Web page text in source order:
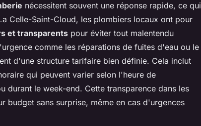
nécessitent souvent une réponse rapide, ce qui
Celle-Saint-Cloud, les plombiers locaux ont pour
et transparents pour éviter tout malentendu
comme les réparations de fuites d'eau ou le
d'une structure tarifaire bien définie. Cela inclut
qui peuvent varier selon l'heure de
durant le week-end. Cette transparence dans les
budget sans surprise, même en cas d'urgences